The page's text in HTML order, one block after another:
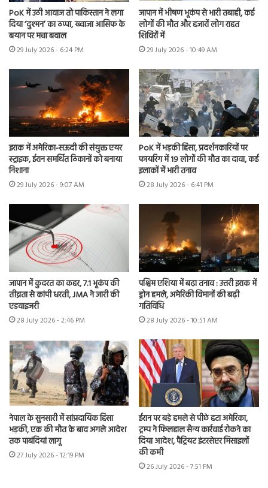
PoK में उठी आवाज तो पाकिस्तान ने लगा
दिया ‘दुश्मन’ का ठप्पा, ख्वाजा आसिफ के
बयान पर मचा बवाल
29 July 2026 - 6:24 PM
जापान में भीषण भूकंप से भारी तबाही, कई
लोगों की मौत और हजारों लोग राहत
शिविरों में
29 July 2026 - 10:49 AM
इराक में अमेरिका-सऊदी की संयुक्त एयर
स्ट्राइक, ईरान समर्थित ठिकानों को बनाया
निशाना
29 July 2026 - 9:07 AM
PoK में भड़की हिंसा, प्रदर्शनकारियों पर
फायरिंग में 19 लोगों की मौत का दावा, कई
इलाकों में भारी तनाव
28 July 2026 - 6:41 PM
जापान में कुदरत का कहर, 7.1 भूकंप की
तीव्रता से कांपी धरती, JMA ने जारी की
एडवाइजरी
28 July 2026 - 2:46 PM
पश्चिम एशिया में बढ़ा तनाव : उत्तरी इराक में
ड्रोन हमले, अमेरिकी विमानों की बढ़ी
गतिविधि
28 July 2026 - 10:51 AM
नेपाल के सुनसारी में सांप्रदायिक हिंसा
भड़की, एक की मौत के बाद अगले आदेश
तक पाबंदियां लागू
27 July 2026 - 12:19 PM
ईरान पर बड़े हमले से पीछे हटा अमेरिका,
ट्रम्प ने फिलहाल सैन्य कार्रवाई रोकने का
दिया आदेश, पैट्रियट इंटरसेप्टर मिसाइलों
की कमी
26 July 2026 - 7:51 PM